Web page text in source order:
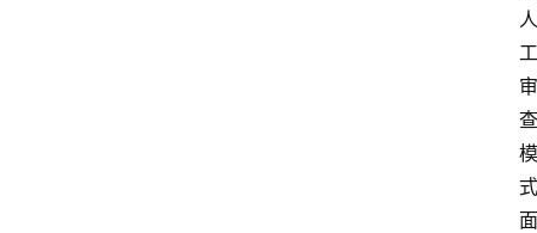
人
工
审
查
模
式
面